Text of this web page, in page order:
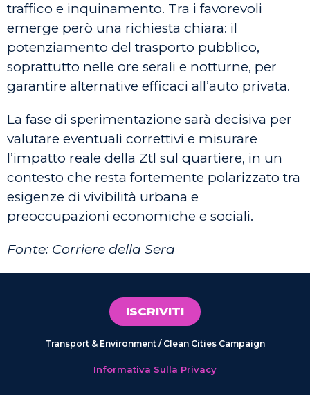
traffico e inquinamento. Tra i favorevoli
emerge però una richiesta chiara: il
potenziamento del trasporto pubblico,
soprattutto nelle ore serali e notturne, per
garantire alternative efficaci all’auto privata.
La fase di sperimentazione sarà decisiva per
valutare eventuali correttivi e misurare
l’impatto reale della Ztl sul quartiere, in un
contesto che resta fortemente polarizzato tra
esigenze di vivibilità urbana e
preoccupazioni economiche e sociali.
Fonte: Corriere della Sera
ISCRIVITI
Transport & Environment / Clean Cities Campaign
Informativa Sulla Privacy